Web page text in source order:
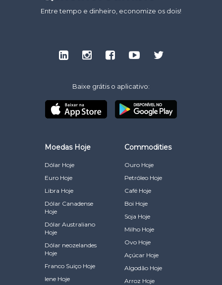
Entre tempo e dinheiro, economize os dois!
Baixe grátis o aplicativo:
Moedas Hoje
Dólar Hoje
Euro Hoje
Libra Hoje
Dólar Canadense
Hoje
Dólar Australiano
Hoje
Dólar neozelandes
Hoje
Franco Suiço Hoje
Iene Hoje
Commodities
Ouro Hoje
Petróleo Hoje
Café Hoje
Boi Hoje
Soja Hoje
Milho Hoje
Ovo Hoje
Açúcar Hoje
Algodão Hoje
Arroz Hoje